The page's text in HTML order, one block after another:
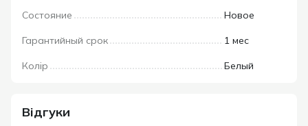
Состояние Новое
Гарантийный срок 1 мес
Колір Белый
Відгуки